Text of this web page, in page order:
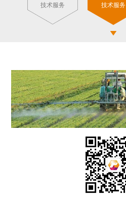
技术服务
技术服务